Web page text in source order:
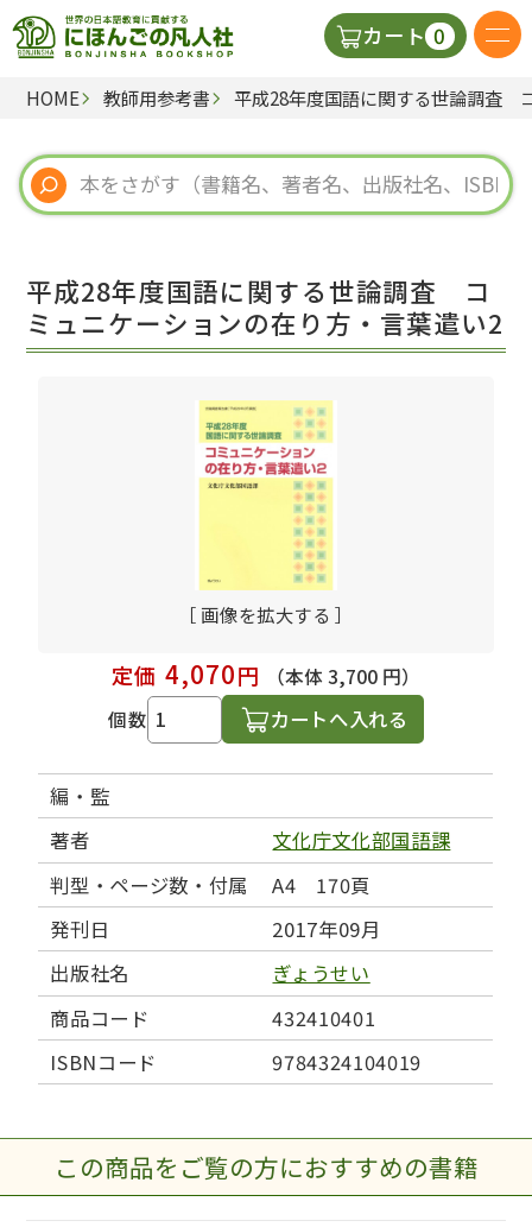
カート 0
日本語の教科書
視聴覚・補助教材
教師用参考書
HOME 教師用参考書 平成28年度国語に関する世論調査
平成28年度国語に関する世論調査 コ
ミュニケーションの在り方・言葉遣い2
［ 画像を拡大する ］
定価 4,070円
（本体 3,700 円）
個数
カートへ入れる
編・監
著者
文化庁文化部国語課
判型・ページ数・付属
A4 170頁
発刊日
2017年09月
出版社名
ぎょうせい
商品コード
432410401
ISBNコード
9784324104019
この商品をご覧の方におすすめの書籍